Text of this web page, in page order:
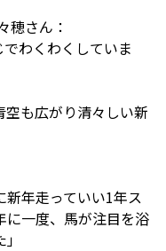
穂さん：
でわくわくしていま
も広がり清々しい新
新年走っていい1年ス
に一度、馬が注目を浴